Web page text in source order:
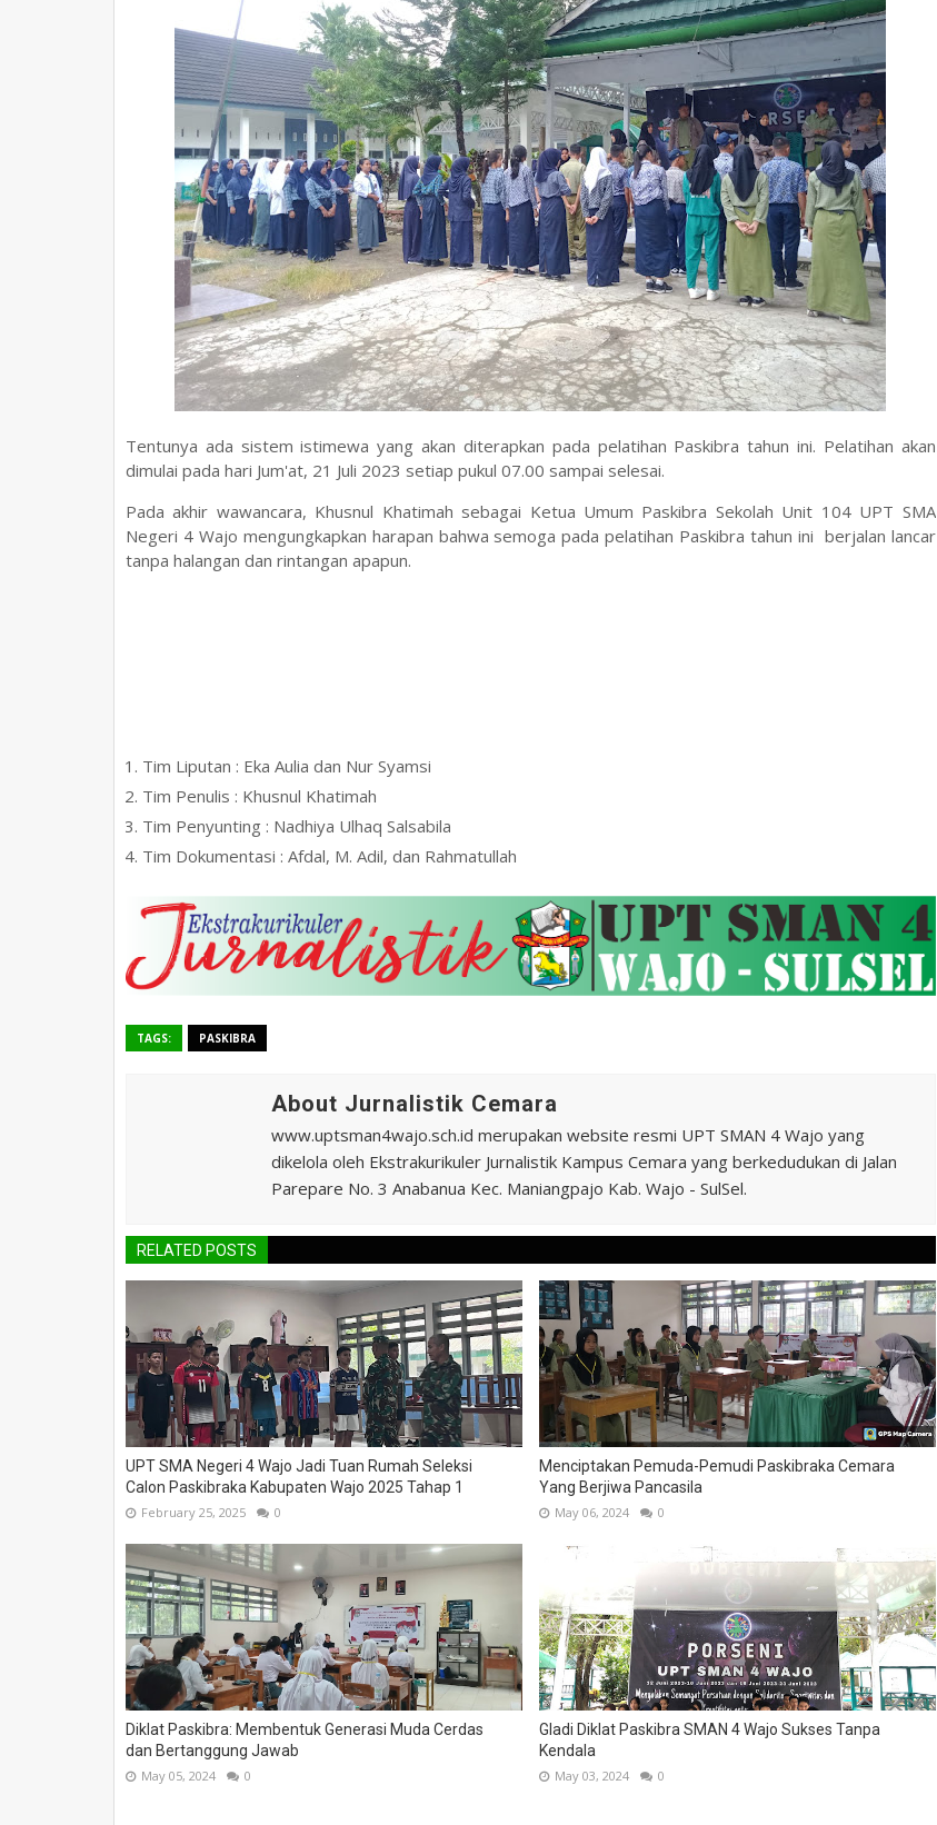
Tentunya ada sistem istimewa yang akan diterapkan pada pelatihan Paskibra tahun ini. Pelatihan akan
dimulai pada hari Jum'at, 21 Juli 2023 setiap pukul 07.00 sampai selesai.
Pada akhir wawancara, Khusnul Khatimah sebagai Ketua Umum Paskibra Sekolah Unit 104 UPT SMA
Negeri 4 Wajo mengungkapkan harapan bahwa semoga pada pelatihan Paskibra tahun ini berjalan lancar
tanpa halangan dan rintangan apapun.
Tim Liputan : Eka Aulia dan Nur Syamsi
Tim Penulis : Khusnul Khatimah
Tim Penyunting : Nadhiya Ulhaq Salsabila
Tim Dokumentasi : Afdal, M. Adil, dan Rahmatullah
TAGS: PASKIBRA
About Jurnalistik Cemara
www.uptsman4wajo.sch.id merupakan website resmi UPT SMAN 4 Wajo yang
dikelola oleh Ekstrakurikuler Jurnalistik Kampus Cemara yang berkedudukan di Jalan
Parepare No. 3 Anabanua Kec. Maniangpajo Kab. Wajo - SulSel.
RELATED POSTS
UPT SMA Negeri 4 Wajo Jadi Tuan Rumah Seleksi
Calon Paskibraka Kabupaten Wajo 2025 Tahap 1
February 25, 2025 0
Menciptakan Pemuda-Pemudi Paskibraka Cemara
Yang Berjiwa Pancasila
May 06, 2024 0
Diklat Paskibra: Membentuk Generasi Muda Cerdas
dan Bertanggung Jawab
May 05, 2024 0
Gladi Diklat Paskibra SMAN 4 Wajo Sukses Tanpa
Kendala
May 03, 2024 0